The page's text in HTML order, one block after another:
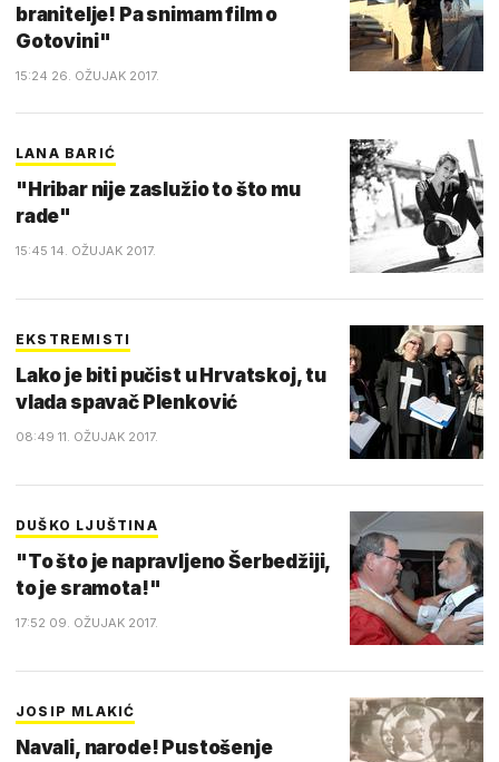
branitelje! Pa snimam film o
Gotovini"
15:24 26. OŽUJAK 2017.
LANA BARIĆ
"Hribar nije zaslužio to što mu
rade"
15:45 14. OŽUJAK 2017.
EKSTREMISTI
Lako je biti pučist u Hrvatskoj, tu
vlada spavač Plenković
08:49 11. OŽUJAK 2017.
DUŠKO LJUŠTINA
"To što je napravljeno Šerbedžiji,
to je sramota!"
17:52 09. OŽUJAK 2017.
JOSIP MLAKIĆ
Navali, narode! Pustošenje